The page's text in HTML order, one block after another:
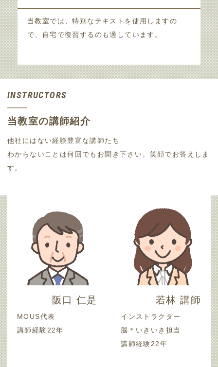
当教室では、特別なテキストを使用しますの
で、自宅で復習するのも適しています。
INSTRUCTORS
当教室の講師紹介
他社にはない経験豊富な講師たち
わからないことは何回でもお聞き下さい。笑顔でお答えしま
す。
阪口 仁是
MOUS代表
講師経験22年
若林 講師
インストラクター
脳＊いきいき担当
講師経験22年